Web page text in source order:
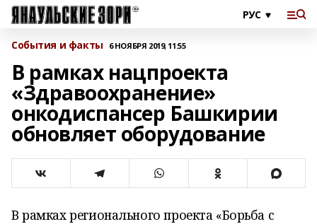
События и факты 6 НОЯБРЯ 2019, 11:55
В рамках нацпроекта
«Здравоохранение»
онкодиспансер Башкирии
обновляет оборудование
В рамках регионального проекта «Борьба с